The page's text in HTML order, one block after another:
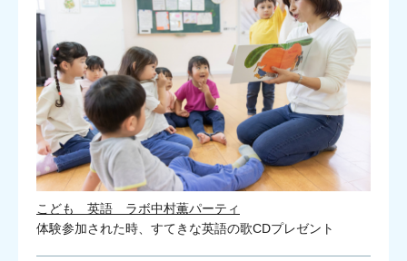
こども 英語 ラボ中村薫パーティ
体験参加された時、すてきな英語の歌CDプレゼント